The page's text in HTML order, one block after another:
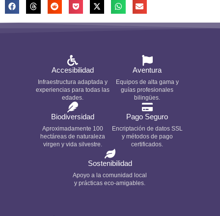
Accesibilidad
Infraestructura adaptada y
experiencias para todas las
edades.
Aventura
Equipos de alta gama y
guías profesionales
bilingües.
Biodiversidad
Aproximadamente 100
hectáreas de naturaleza
virgen y vida silvestre.
Pago Seguro
Encriptación de datos SSL
y métodos de pago
certificados.
Sostenibilidad
Apoyo a la comunidad local
y prácticas eco-amigables.